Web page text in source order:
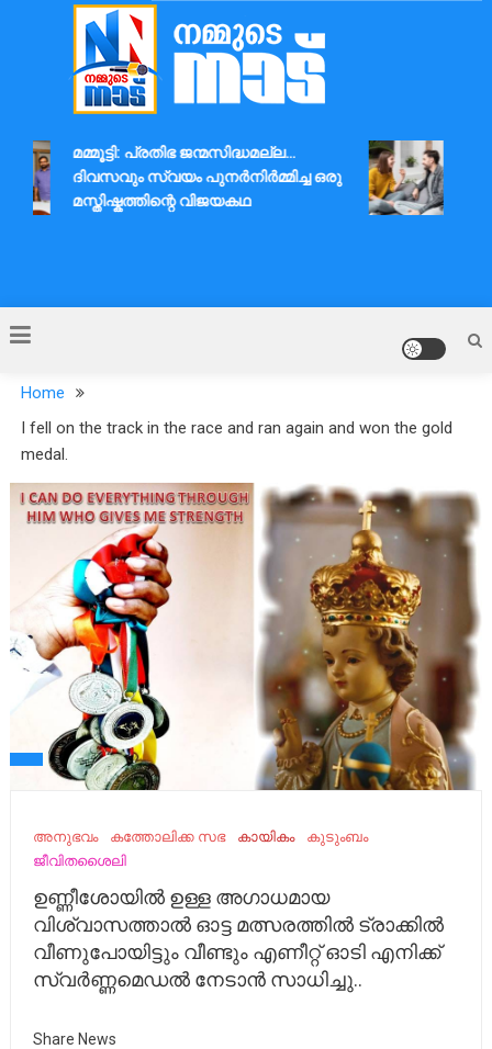
Nammude Naadu
മമ്മൂട്ടി: പ്രതിഭ ജന്മസിദ്ധമല്ല…
ദിവസവും സ്വയം പുനർനിർമ്മിച്ച ഒരു
മസ്തിഷ്കത്തിന്റെ വിജയകഥ
Home
I fell on the track in the race and ran again and won the gold
medal.
അനുഭവം കത്തോലിക്ക സഭ കായികം
കുടുംബം
ജീവിതശൈലി
ഉണ്ണീശോയിൽ ഉള്ള അഗാധമായ
വിശ്വാസത്താൽ ഓട്ട മത്സരത്തിൽ ട്രാക്കിൽ
വീണുപോയിട്ടും വീണ്ടും എണീറ്റ് ഓടി എനിക്ക്
സ്വർണ്ണമെഡൽ നേടാൻ സാധിച്ചു..
Share News